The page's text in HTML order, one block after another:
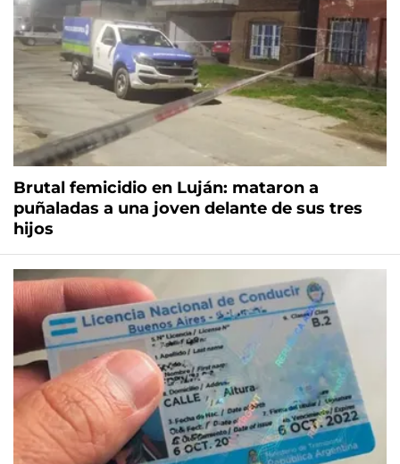
Brutal femicidio en Luján: mataron a
puñaladas a una joven delante de sus tres
hijos